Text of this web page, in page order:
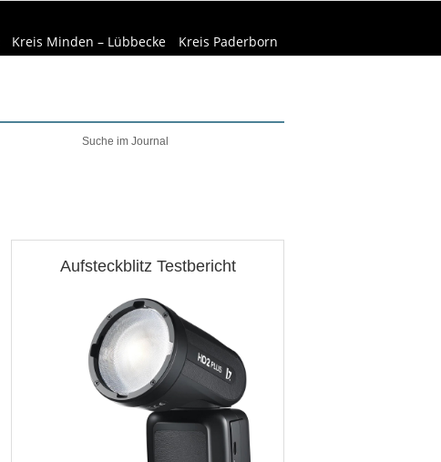
Kreis Minden – Lübbecke Kreis Paderborn
Aufsteckblitz Testbericht